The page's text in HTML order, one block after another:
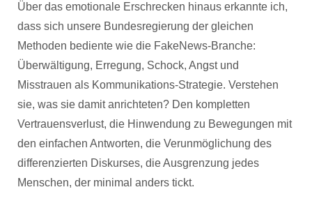
Über das emotionale Erschrecken hinaus erkannte ich,
dass sich unsere Bundesregierung der gleichen
Methoden bediente wie die FakeNews-Branche:
Überwältigung, Erregung, Schock, Angst und
Misstrauen als Kommunikations-Strategie. Verstehen
sie, was sie damit anrichteten? Den kompletten
Vertrauensverlust, die Hinwendung zu Bewegungen mit
den einfachen Antworten, die Verunmöglichung des
differenzierten Diskurses, die Ausgrenzung jedes
Menschen, der minimal anders tickt.